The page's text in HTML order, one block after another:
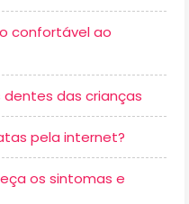
confortável ao
dentes das crianças
pela internet?
os sintomas e